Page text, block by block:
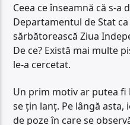
Ceea ce înseamnă că s-a
Departamentul de Stat
sărbătorească Ziua
De ce? Există mai multe
le-a cercetat.
Un prim motiv ar putea fi
se țin lanț. Pe lângă
de poze în care se